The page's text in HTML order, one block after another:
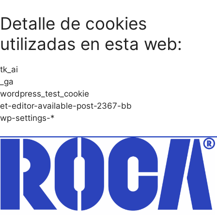
Detalle de cookies
utilizadas en esta web:
tk_ai
_ga
wordpress_test_cookie
et-editor-available-post-2367-bb
wp-settings-*